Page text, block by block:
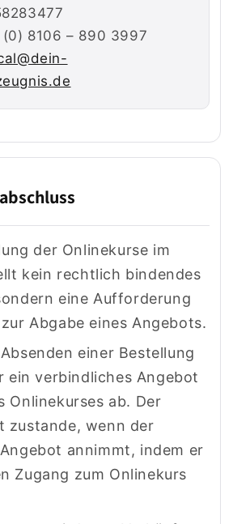
8106 – 890 3997
der Onlinekurse im
kein rechtlich bindendes
eine Aufforderung
Abgabe eines Angebots.
einer Bestellung
ein verbindliches Angebot
Onlinekurses ab. Der
zustande, wenn der
annimmt, indem er
Zugang zum Onlinekurs